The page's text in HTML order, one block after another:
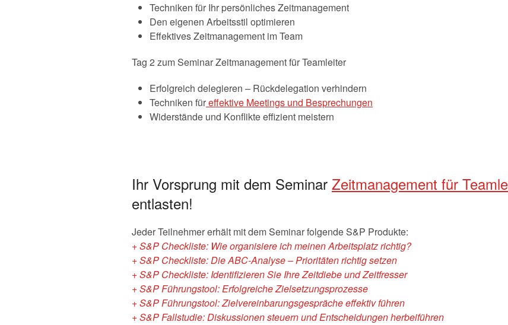
Techniken für Ihr persönliches Zeitmanagement
Den eigenen Arbeitsstil optimieren
Effektives Zeitmanagement im Team
Tag 2 zum Seminar Zeitmanagement für Teamleiter
Erfolgreich delegieren – Rückdelegation verhindern
Techniken füreffektive Meetings und Besprechungen
Widerstände und Konflikte effizient meistern
Ihr Vorsprung mit dem Seminar Zeitmanagement für
entlasten!
Jeder Teilnehmer erhält mit dem Seminar folgende S&P Produkte:
+ S&P Checkliste: Wie organisiere ich meinen Arbeitsplatz richtig?
+ S&P Checkliste: Die ABC-Analyse – Prioritäten richtig setzen
+ S&P Checkliste: Identifizieren Sie Ihre Zeitdiebe und Zeitfresser
+ S&P Führungstool: Erfolgreiche Zielsetzungsprozesse
+ S&P Führungstool: Zielvereinbarungsgespräche effektiv führen
+ S&P Fallstudie: Diskussionen steuern und Entscheidungen herbeiführen